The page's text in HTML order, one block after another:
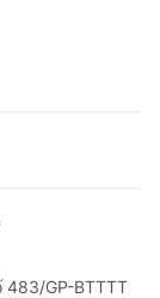
483/GP-BTTTT